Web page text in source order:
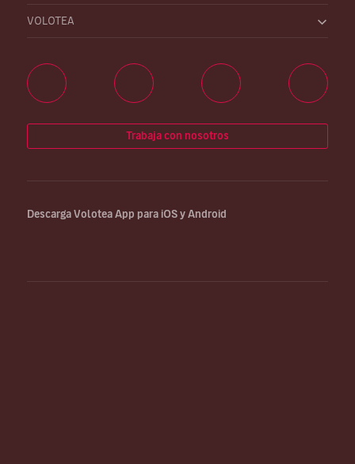
VOLOTEA
Trabaja con nosotros
Descarga Volotea App para iOS y Android